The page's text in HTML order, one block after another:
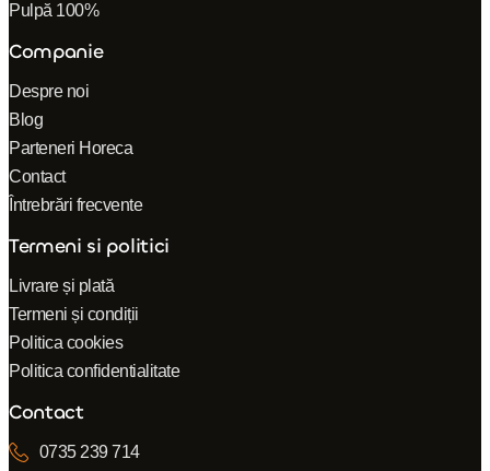
Pulpă 100%
Companie
Despre noi
Blog
Parteneri Horeca
Contact
Întrebrări frecvente
Termeni si politici
Livrare și plată
Termeni și condiții
Politica cookies
Politica confidentialitate
Contact
0735 239 714